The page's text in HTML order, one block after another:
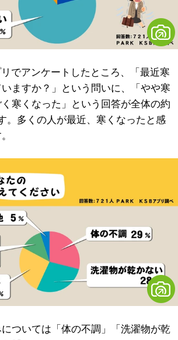
でアンケートしたところ、「最近寒
ますか？」という問いに、「やや寒
寒くなった」という回答が全体の約
。多くの人が最近、寒くなったと感
ついては「体の不調」「洗濯物が乾